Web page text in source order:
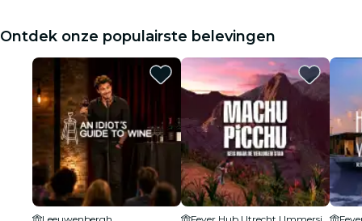
Ontdek onze populairste belevingen